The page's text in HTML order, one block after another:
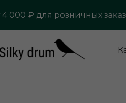
₽ для розничных заказов